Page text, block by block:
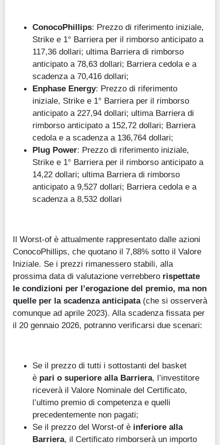
ConocoPhillips: Prezzo di riferimento iniziale,
Strike e 1° Barriera per il rimborso anticipato a
117,36 dollari; ultima Barriera di rimborso
anticipato a 78,63 dollari; Barriera cedola e a
scadenza a 70,416 dollari;
Enphase Energy: Prezzo di riferimento
iniziale, Strike e 1° Barriera per il rimborso
anticipato a 227,94 dollari; ultima Barriera di
rimborso anticipato a 152,72 dollari; Barriera
cedola e a scadenza a 136,764 dollari;
Plug Power: Prezzo di riferimento iniziale,
Strike e 1° Barriera per il rimborso anticipato a
14,22 dollari; ultima Barriera di rimborso
anticipato a 9,527 dollari; Barriera cedola e a
scadenza a 8,532 dollari
Il Worst-of è attualmente rappresentato dalle azioni
ConocoPhillips, che quotano il 7,88% sotto il Valore
Iniziale. Se i prezzi rimanessero stabili, alla
prossima data di valutazione verrebbero rispettate
le condizioni per l’erogazione del premio, ma non
quelle per la scadenza anticipata(che si osserverà
comunque ad aprile 2023). Alla scadenza fissata per
il 20 gennaio 2026, potranno verificarsi due scenari:
Se il prezzo di tutti i sottostanti del basket
è pari o superiore alla Barriera, l’investitore
riceverà il Valore Nominale del Certificato,
l’ultimo premio di competenza e quelli
precedentemente non pagati;
Se il prezzo del Worst-of è inferiore alla
Barriera, il Certificato rimborserà un importo